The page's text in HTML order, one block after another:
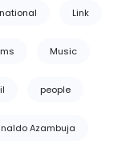
Link
ms Music
people
Azambuja